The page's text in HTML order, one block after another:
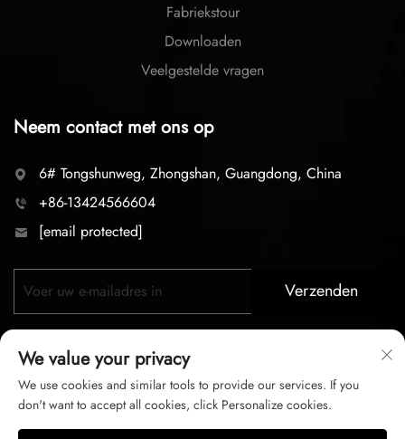
Fabriekstour
Downloaden
Veelgestelde vragen
Neem contact met ons op
6# Tongshunweg, Zhongshan, Guangdong, China
+86-13424566604
[email protected]
Verzenden
We value your privacy
We use cookies and similar tools to provide our services. If you
don't want to accept all cookies, click Personalize cookies.